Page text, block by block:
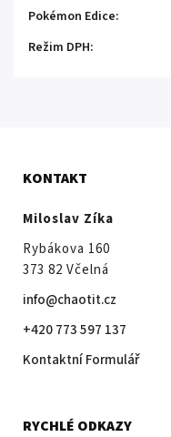
Pokémon Edice:
Režim DPH:
KONTAKT
Miloslav Zíka
Rybákova 160
373 82 Včelná
info@chaotit.cz
+420 773 597 137
Kontaktní Formulář
RYCHLÉ ODKAZY